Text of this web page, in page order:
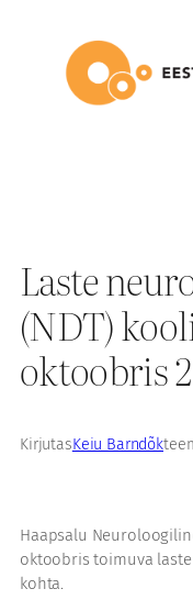
Laste
(NDT)
oktoobris
KirjutasKeiu Barndõk
Haapsalu
oktoobris toimuva
kohta.